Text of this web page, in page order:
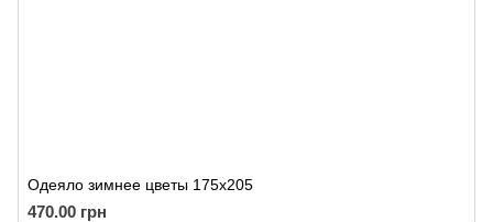
Одеяло зимнее цветы 175х205
470.00 грн